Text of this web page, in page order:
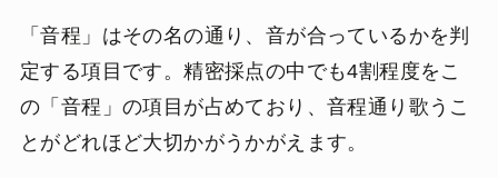
「音程」はその名の通り、音が合っているかを判
定する項目です。精密採点の中でも4割程度をこ
の「音程」の項目が占めており、音程通り歌うこ
とがどれほど大切かがうかがえます。